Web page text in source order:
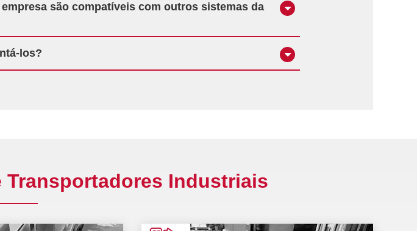
são compatíveis com outros sistemas da
los?
Transportadores Industriais